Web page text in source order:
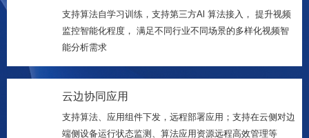
支持算法自学习训练，支持第三方Al 算法接入， 提升视频
监控智能化程度， 满足不同行业不同场景的多样化视频智
能分析需求
云边协同应用
支持算法、应用组件下发，远程部署应用；支持在云侧对边
端侧设备运行状态监测、算法应用资源远程高效管理等